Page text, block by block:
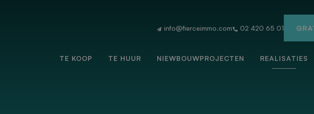
info@fierceimmo.com 02 420 65 01
TE KOOP TE HUUR NIEWBOUWPROJECTEN REALISATIES